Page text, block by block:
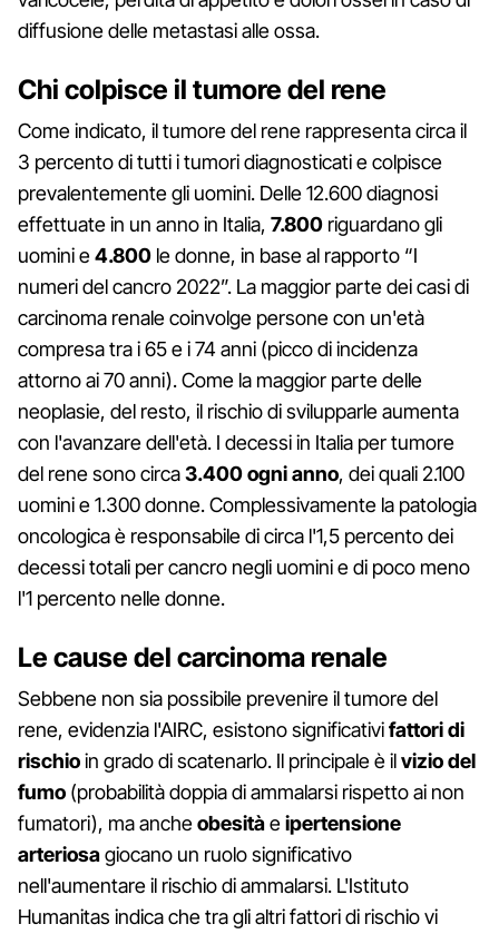
diffusione delle metastasi alle ossa.
Chi colpisce il tumore del rene
Come indicato, il tumore del rene rappresenta circa il
3 percento di tutti i tumori diagnosticati e colpisce
prevalentemente gli uomini. Delle 12.600 diagnosi
effettuate in un anno in Italia, 7.800 riguardano gli
uomini e4.800 le donne, in base al rapporto “I
numeri del cancro 2022”. La maggior parte dei casi di
carcinoma renale coinvolge persone con un'età
compresa tra i 65 e i 74 anni (picco di incidenza
attorno ai 70 anni). Come la maggior parte delle
neoplasie, del resto, il rischio di svilupparle aumenta
con l'avanzare dell'età. I decessi in Italia per tumore
del rene sono circa3.400 ogni anno, dei quali 2.100
uomini e 1.300 donne. Complessivamente la patologia
oncologica è responsabile di circa l'1,5 percento dei
decessi totali per cancro negli uomini e di poco meno
l'1 percento nelle donne.
Le cause del carcinoma renale
Sebbene non sia possibile prevenire il tumore del
rene, evidenzia l'AIRC, esistono significativifattori di
rischioin grado di scatenarlo. Il principale è ilvizio del
fumo (probabilità doppia di ammalarsi rispetto ai non
fumatori), ma ancheobesitàeipertensione
arteriosagiocano un ruolo significativo
nell'aumentare il rischio di ammalarsi. L'Istituto
Humanitas indica che tra gli altri fattori di rischio vi